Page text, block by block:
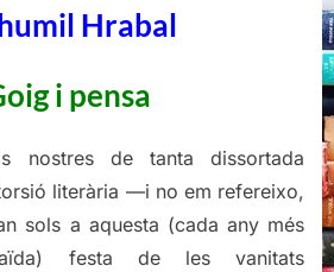
Hrabal
i pensa
nostres de tanta dissortada
literària —i no em refereixo,
sols a aquesta (cada any més
festa de les vanitats